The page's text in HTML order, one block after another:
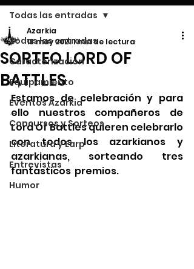
Todas las entradas
Caracterización
Equipamiento
Eventos Azarkia
Concursos y Sorteos
Literatura y Larp
Entrevistas
Humor
Todas las entradas
SORTEO LORD OF
BATTLES
Azarkia
18 may 20211 min de lectura
Estamos de celebración y para
ello nuestros compañeros de
Lord Of Battles quieren celebrarlo
con todos los azarkianos y
azarkianas, sorteando tres
fantásticos  premios.